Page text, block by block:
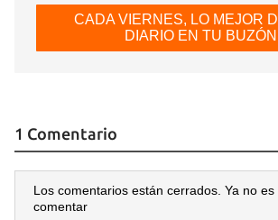
CADA VIERNES, LO MEJOR
DIARIO EN TU
1 Comentario
Los comentarios están cerrados. Ya no es
comentar